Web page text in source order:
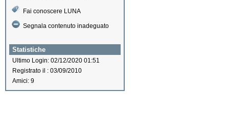
Fai conoscere LUNA
Segnala contenuto inadeguato
Statistiche
Ultimo Login: 02/12/2020 01:51
Registrato il : 03/09/2010
Amici: 9